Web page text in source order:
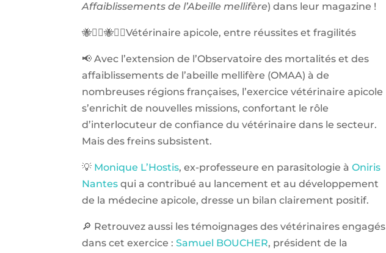
Affaiblissements de l’Abeille mellifère) dans leur magazine !
🐝👩‍⚕️🐝👨‍⚕️Vétérinaire apicole, entre réussites et fragilités
📢 Avec l’extension de l’Observatoire des mortalités et des
affaiblissements de l’abeille mellifère (OMAA) à de
nombreuses régions françaises, l’exercice vétérinaire apicole
s’enrichit de nouvelles missions, confortant le rôle
d’interlocuteur de confiance du vétérinaire dans le secteur.
Mais des freins subsistent.
💡 Monique L’Hostis, ex-professeure en parasitologie àOniris
Nantes qui a contribué au lancement et au développement
de la médecine apicole, dresse un bilan clairement positif.
🔎 Retrouvez aussi les témoignages des vétérinaires engagés
dans cet exercice :Samuel BOUCHER, président de la